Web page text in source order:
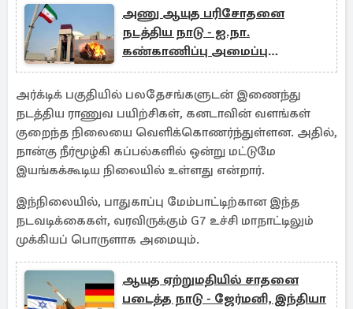
அணு ஆயுத பரிசோதனை
நடத்திய நாடு - ஐ.நா.
கண்காணிப்பு அமைப்பு
அறிக்கை
அர்க்டிக் பகுதியில் பலதேசங்களுடன் இணைந்து
நடத்திய ராணுவ பயிற்சிகள், கனடாவின் வளங்கள்
குறைந்த நிலையை வெளிக்கொணர்ந்துள்ளன. அதில்,
நான்கு நீர்மூழ்கி கப்பல்களில் ஒன்று மட்டுமே
இயங்கக்கூடிய நிலையில் உள்ளது என்றார்.
இந்நிலையில், பாதுகாப்பு மேம்பாட்டிற்கான இந்த
நடவடிக்கைகள், வரவிருக்கும் G7 உச்சி மாநாட்டிலும்
முக்கியப் பொருளாக அமையும்.
ஆயுத ஏற்றுமதியில் சாதனை
படைத்த நாடு - ஜேர்மனி, இந்தியா